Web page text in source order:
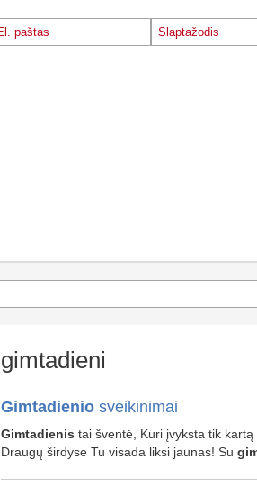
gimtadieni
Gimtadieniosveikinimai
Gimtadienis tai šventė, Kuri įvyksta tik kartą
Draugų širdyse Tu visada liksi jaunas! Su